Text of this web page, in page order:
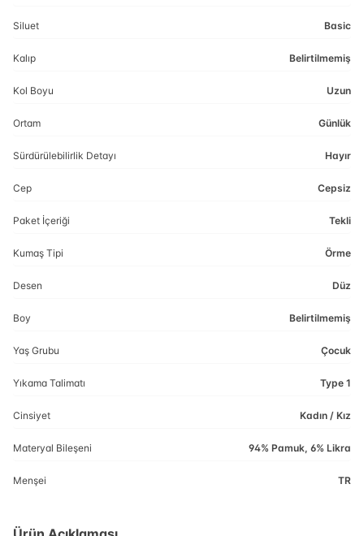
Siluet Basic
Kalıp Belirtilmemiş
Kol Boyu Uzun
Ortam Günlük
Sürdürülebilirlik Detayı Hayır
Cep Cepsiz
Paket İçeriği Tekli
Kumaş Tipi Örme
Desen Düz
Boy Belirtilmemiş
Yaş Grubu Çocuk
Yıkama Talimatı Type 1
Cinsiyet Kadın / Kız
Materyal Bileşeni 94% Pamuk, 6% Likra
Menşei TR